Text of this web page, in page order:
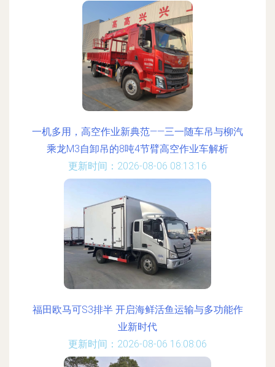
一机多用，高空作业新典范——三一随车吊与柳汽
乘龙M3自卸吊的8吨4节臂高空作业车解析
更新时间：2026-08-06 08:13:16
福田欧马可S3排半 开启海鲜活鱼运输与多功能作
业新时代
更新时间：2026-08-06 16:08:06